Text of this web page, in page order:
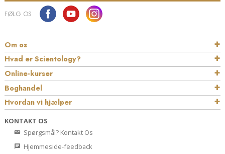
FØLG OS
Om os
Hvad er Scientology?
Online-kurser
Boghandel
Hvordan vi hjælper
KONTAKT OS
Spørgsmål? Kontakt Os
Hjemmeside-feedback